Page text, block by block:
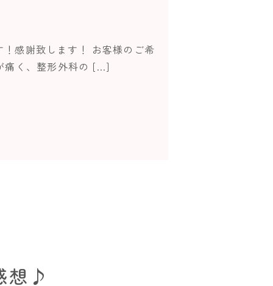
感謝致します！ お客様のご希
痛く、整形外科の […]
想♪